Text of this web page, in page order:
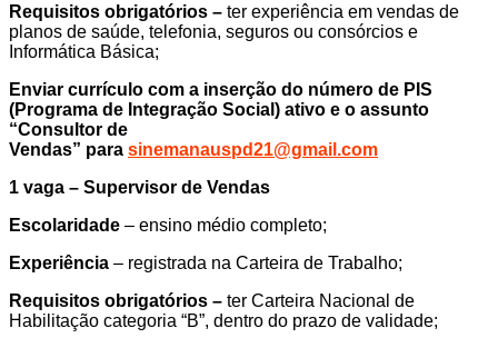
Requisitos obrigatórios – ter experiência em vendas de
planos de saúde, telefonia, seguros ou consórcios e
Informática Básica;
Enviar currículo com a inserção do número de PIS
(Programa de Integração Social) ativo e o assunto
“Consultor de
Vendas” para sinemanauspd21@gmail.com
1 vaga – Supervisor de Vendas
Escolaridade – ensino médio completo;
Experiência – registrada na Carteira de Trabalho;
Requisitos obrigatórios – ter Carteira Nacional de
Habilitação categoria “B”, dentro do prazo de validade;